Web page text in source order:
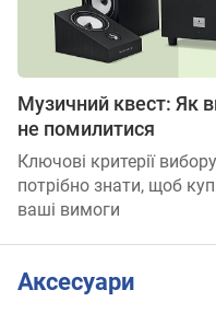
Музичний квест: Як
не помилитися
Ключові критерії
потрібно знати, щоб
ваші вимоги
Аксесуари